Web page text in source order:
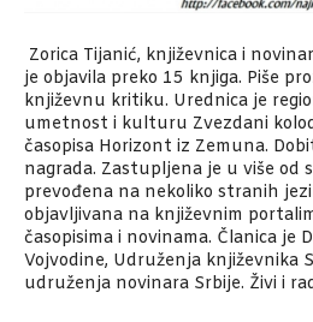
Zorica Tijanić, književnica i
je objavila preko 15 knjiga. Piše
književnu kritiku. Urednica je
umetnost i kulturu Zvezdani
časopisa Horizont iz Zemuna.
nagrada. Zastupljena je u više od
prevođena na nekoliko stranih
objavljivana na književnim
časopisima i novinama. Članica je
Vojvodine, Udruženja književnika
udruženja novinara Srbije. Živi i